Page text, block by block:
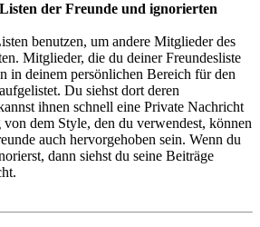
der Freunde und ignorierten
benutzen, um andere Mitglieder des
Mitglieder, die du deiner Freundesliste
in deinem persönlichen Bereich für den
Du siehst dort deren
ihnen schnell eine Private Nachricht
dem Style, den du verwendest, können
auch hervorgehoben sein. Wenn du
dann siehst du seine Beiträge